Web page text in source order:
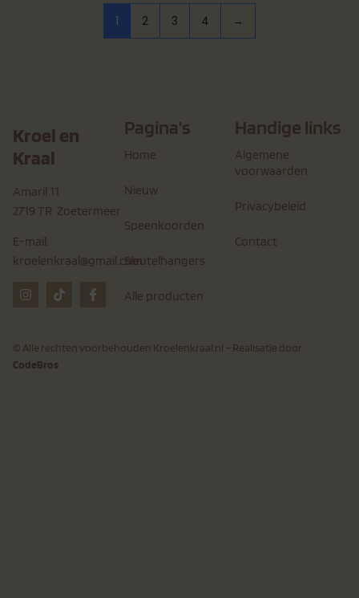
1 2 3 4 →
Kroel en
Kraal
Amaril 11
2719 TR Zoetermeer
E-mail:
kroelenkraal@gmail.com
Pagina's
Home
Nieuw
Speenkoorden
Sleutelhangers
Alle producten
Handige links
Algemene
voorwaarden
Privacybeleid
Contact
© Alle rechten voorbehouden Kroelenkraal.nl – Realisatie door
CodeBros